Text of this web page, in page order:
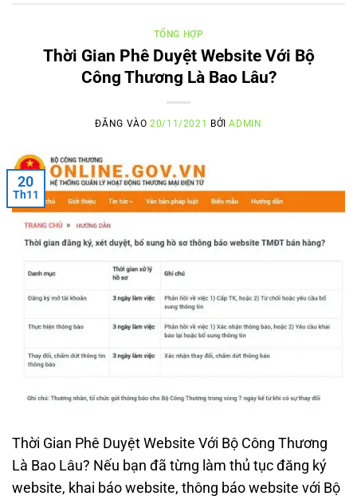
TỔNG HỢP
Thời Gian Phê Duyệt Website Với Bộ
Công Thương Là Bao Lâu?
ĐĂNG VÀO20/11/2021 BỞIADMIN
20
Th11
Thời Gian Phê Duyệt Website Với Bộ Công Thương
Là Bao Lâu? Nếu bạn đã từng làm thủ tục đăng ký
website, khai báo website, thông báo website với Bộ